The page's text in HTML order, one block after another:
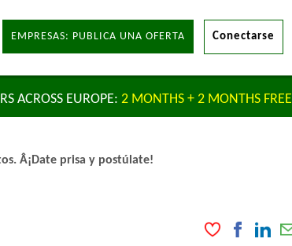
EMPRESAS: PUBLICA UNA OFERTA Conectarse
ACROSS EUROPE: 2 MONTHS + 2 MONTHS FREE
Â¡Date prisa y postúlate!